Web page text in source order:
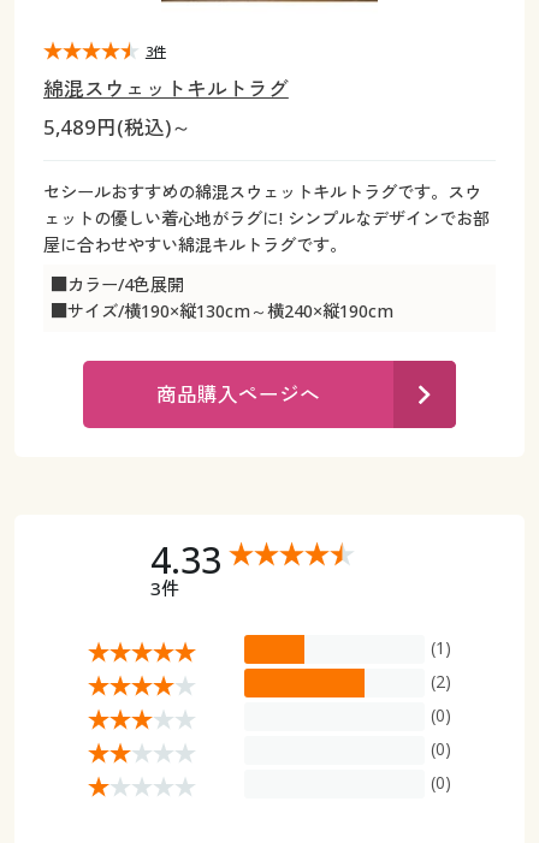
ジュニア・ティーンズ下着
大きいサイズ レディース服
大きいサイズ レディース下着
大きいサイズ メンズ
大きいサイズ 事務・制服
バーゲンセール
シークレットセール
詳細検索
商品カテゴリ一覧
カタログ・チラシからのご注文
デジタルカタログ
カタログ無料プレゼント
会員メニュー
サポート
ご利用ガイド
よくある質問とお問い合わせ
大きいサイズ レディース下着
シークレットセール
商品カテゴリ一覧
カタログ
デジタルカタログ
カタログ無料プレゼント
ご利用ガイド
よくある質問とお問い合わせ
綿混スウェットキルトラグ
5,489円(税込)～
セシールおすすめの綿混スウェットキルトラグです。スウ
ェットの優しい着心地がラグに! シンプルなデザインでお部
屋に合わせやすい綿混キルトラグです。
■カラー/4色展開
■サイズ/横190×縦130cm～横240×縦190cm
3件
商品購入ページへ
4.33
3件
(1)
(2)
(0)
(0)
(0)